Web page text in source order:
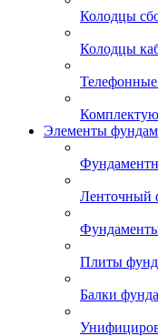
Колодцы
Колодцы
Элементы
Ленточный
Плиты
Балки